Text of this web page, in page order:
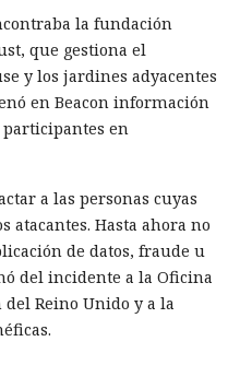
la actividad adicional,
estar cifrados y no
habituales.
de la empresa
mostró que la tienda
primitivas que
código y cargan el
externo. Los revisores
pero no siempre analizan
tras el
desarrollador cambiar
la fundación
que gestiona el
y los jardines adyacentes
en Beacon información
en
a las personas cuyas
atacantes. Hasta ahora no
de datos, fraude u
del incidente a la Oficina
Reino Unido y a la